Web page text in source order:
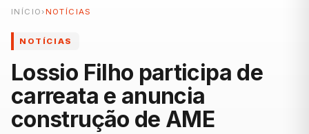
INÍCIO › NOTÍCIAS
NOTÍCIAS
Lossio Filho participa de
carreata e anuncia
construção de AME